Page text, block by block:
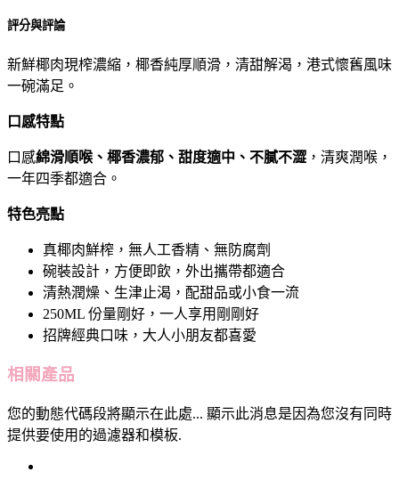
評分與評論
新鮮椰肉現榨濃縮，椰香純厚順滑，清甜解渴，港式懷舊風味
一碗滿足。
口感特點
口感綿滑順喉、椰香濃郁、甜度適中、不膩不澀 ，清爽潤喉，
一年四季都適合。
特色亮點
真椰肉鮮榨，無人工香精、無防腐劑
碗裝設計，方便即飲，外出攜帶都適合
清熱潤燥、生津止渴，配甜品或小食一流
250ML 份量剛好，一人享用剛剛好
招牌經典口味，大人小朋友都喜愛
相關產品
您的動態代碼段將顯示在此處... 顯示此消息是因為您沒有同時
提供要使用的過濾器和模板.